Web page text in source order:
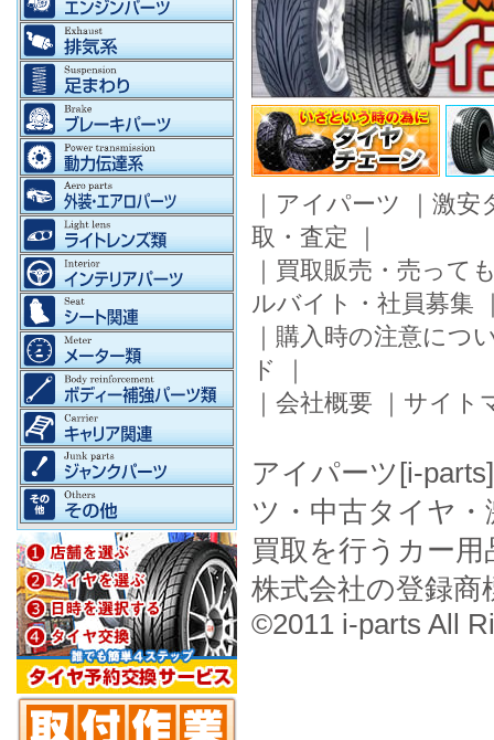
｜ アイパーツ ｜ 激安
取・査定 ｜
｜ 買取販売・売って
ルバイト・社員募集
｜ 購入時の注意につ
ド
｜
｜ 会社概要 ｜ サイト
アイパーツ[i-
ツ・中古タイヤ
買取を行うカー
株式会社の登録商
©2011 i-parts All